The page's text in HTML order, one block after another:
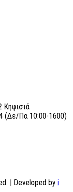
Κηφισιά
(Δε/Πα 10:00-1600)
| Developed by i